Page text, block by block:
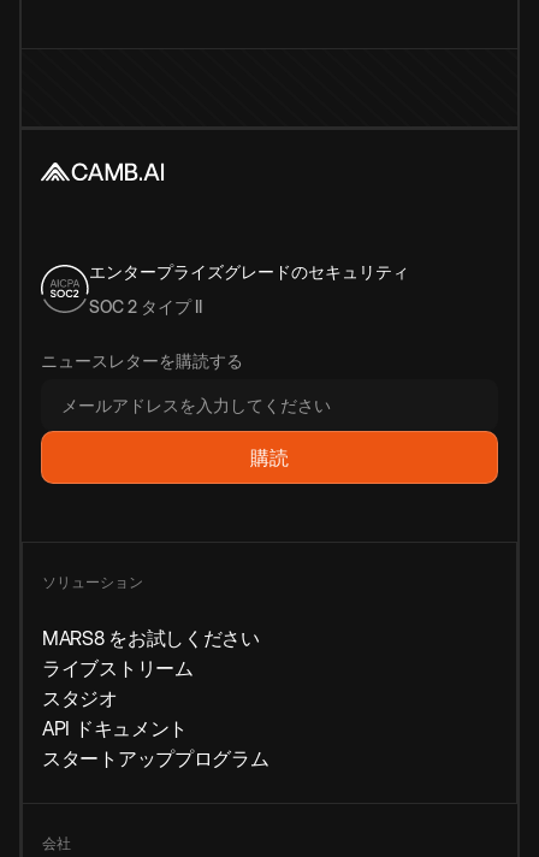
エンタープライズグレードのセキュリティ
SOC 2 タイプ II
ニュースレターを購読する
ソリューション
MARS8 をお試しください
ライブストリーム
スタジオ
API ドキュメント
スタートアッププログラム
会社